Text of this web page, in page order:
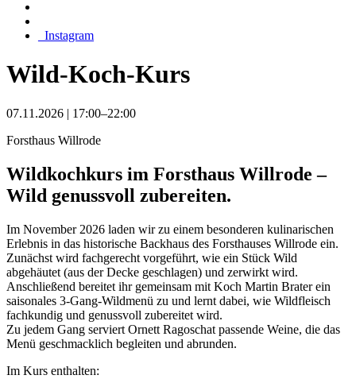
_Instagram
Wild-Koch-Kurs
07.11.2026 | 17:00–22:00
Forsthaus Willrode
Wildkochkurs im Forsthaus Willrode –
Wild genussvoll zubereiten.
Im November 2026 laden wir zu einem besonderen kulinarischen
Erlebnis in das historische Backhaus des Forsthauses Willrode ein.
Zunächst wird fachgerecht vorgeführt, wie ein Stück Wild
abgehäutet (aus der Decke geschlagen) und zerwirkt wird.
Anschließend bereitet ihr gemeinsam mit Koch Martin Brater ein
saisonales 3-Gang-Wildmenü zu und lernt dabei, wie Wildfleisch
fachkundig und genussvoll zubereitet wird.
Zu jedem Gang serviert Ornett Ragoschat passende Weine, die das
Menü geschmacklich begleiten und abrunden.
Im Kurs enthalten: